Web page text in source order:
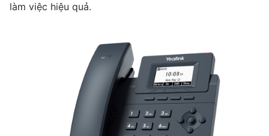
làm việc hiệu quả.